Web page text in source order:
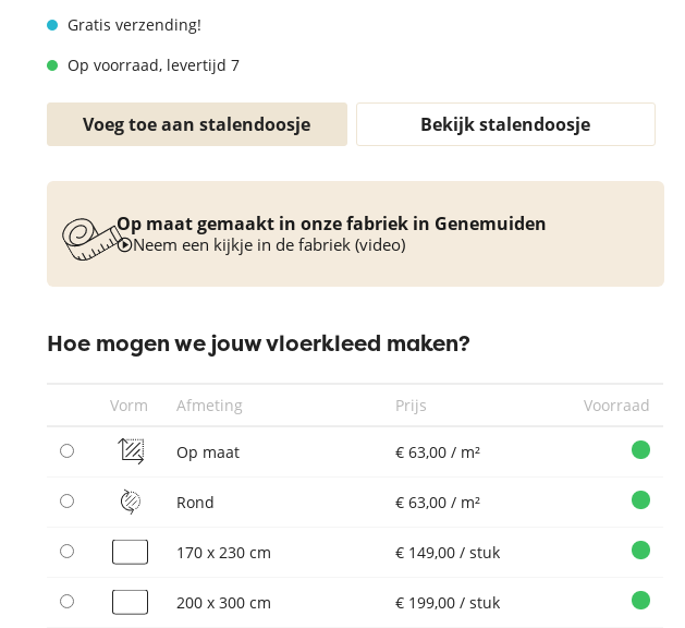
Vloerkleed turquoise
Gratis verzending!
Op voorraad, levertijd 7
Voeg toe aan stalendoosje Bekijk stalendoosje
Op maat gemaakt in onze fabriek in Genemuiden
Neem een kijkje in de fabriek (video)
Hoe mogen we jouw vloerkleed maken?
Vorm Afmeting Prijs Voorraad
Op maat € 63,00 / m²
Rond € 63,00 / m²
170 x 230 cm € 149,00 / stuk
200 x 300 cm € 199,00 / stuk